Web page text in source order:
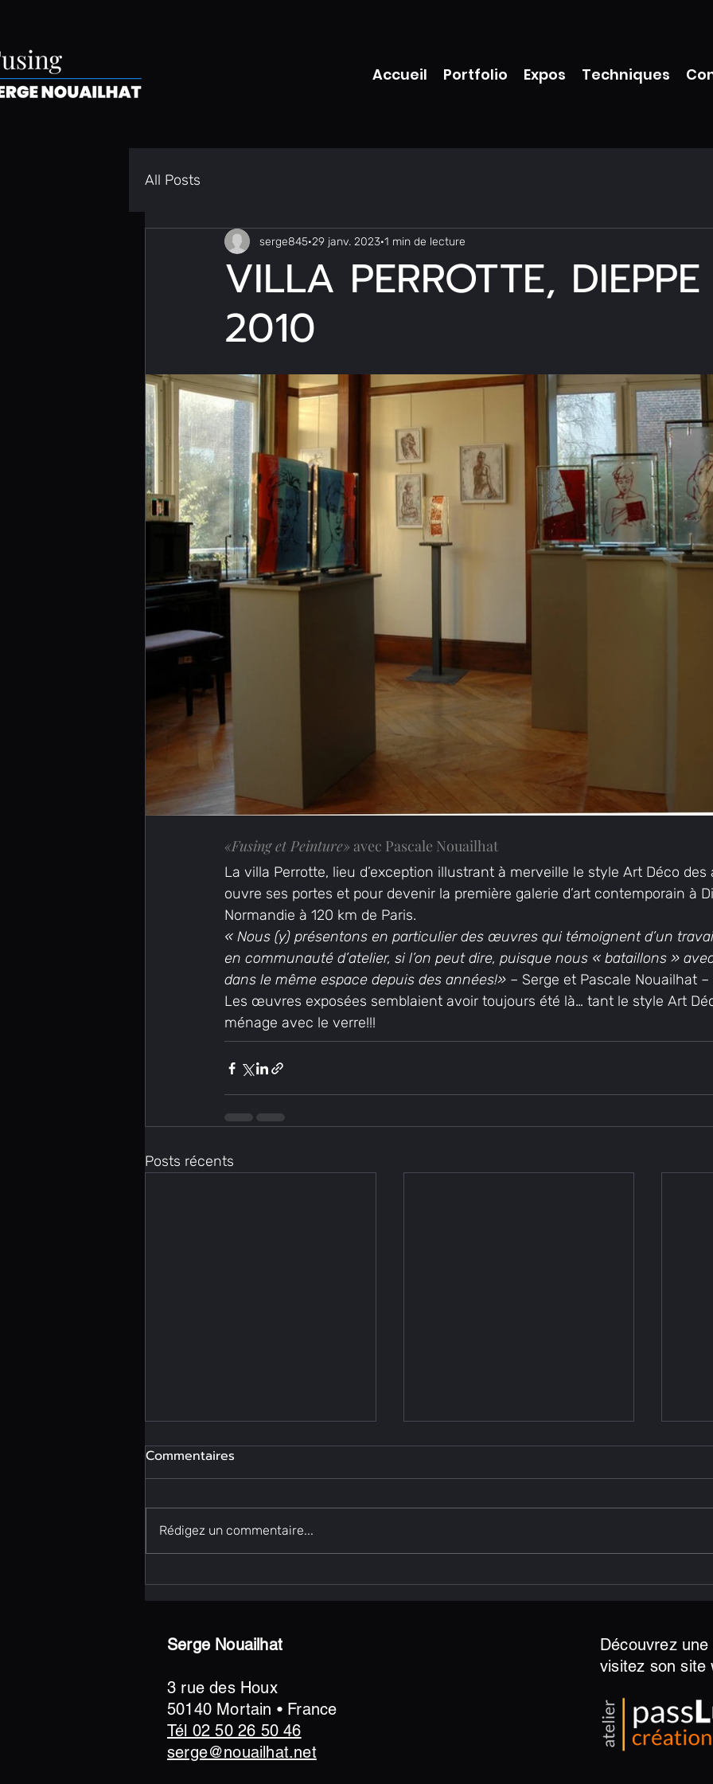
Accueil Portfolio Expos Techniques
All Posts
VILLA PERROTTE,
2010
serge845 29 janv. 2023 1 min de lecture
«Fusing et Peinture» avec Pascale Nouailhat
La villa Perrotte, lieu d’exception illustrant à merveille le style Art Déco des
ouvre ses portes et pour devenir la première galerie d’art contemporain à
Normandie à 120 km de Paris.
« Nous (y) présentons en particulier des œuvres qui témoignent d’un
en communauté d’atelier, si l’on peut dire, puisque nous « bataillons »
dans le même espace depuis des années!» – Serge et Pascale Nouailhat –
Les œuvres exposées semblaient avoir toujours été là… tant le style Art
ménage avec le verre!!!
Posts récents
Commentaires
Rédigez un commentaire...
Serge Nouailhat
3 rue des Houx
50140 Mortain • France
Tél 02 50 26 50 46
serge@nouailhat.net
Découvrez
visitez son site